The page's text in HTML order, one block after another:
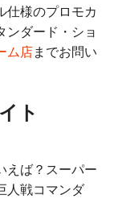
仕様のプロモカ
ンダード・ショ
ム店までお問い
ト
えば？スーパー
人戦コマンダ